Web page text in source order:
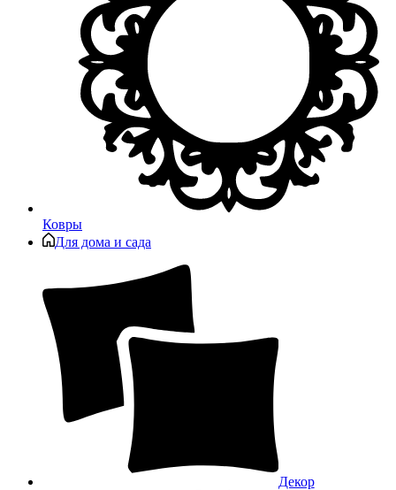
Ковры
Для дома и сада
Декор